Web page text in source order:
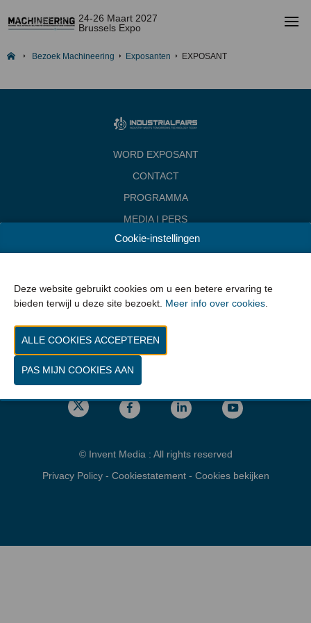
24-26 Maart 2027
Brussels Expo
Bezoek Machineering Exposanten EXPOSANT
WORD EXPOSANT
CONTACT
PROGRAMMA
MEDIA | PERS
INDUSTRIALFAIRS
Woensdag 24 maart 2027 van 10.00 - 18.00
Donderdag 25 maart 2027 van 10.00 - 22.00
Locatie
gps: Parking C - Romeinsesteenweg
1853 Brussel
© Invent Media : All rights reserved
Privacy Policy- Cookiestatement- Cookies bekijken
Cookie-instellingen
Deze website gebruikt cookies om u een betere ervaring te
bieden terwijl u deze site bezoekt. Meer info over cookies